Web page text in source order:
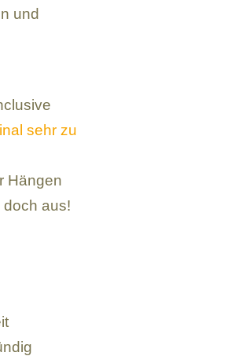
und
sehr zu
Hängen
aus!